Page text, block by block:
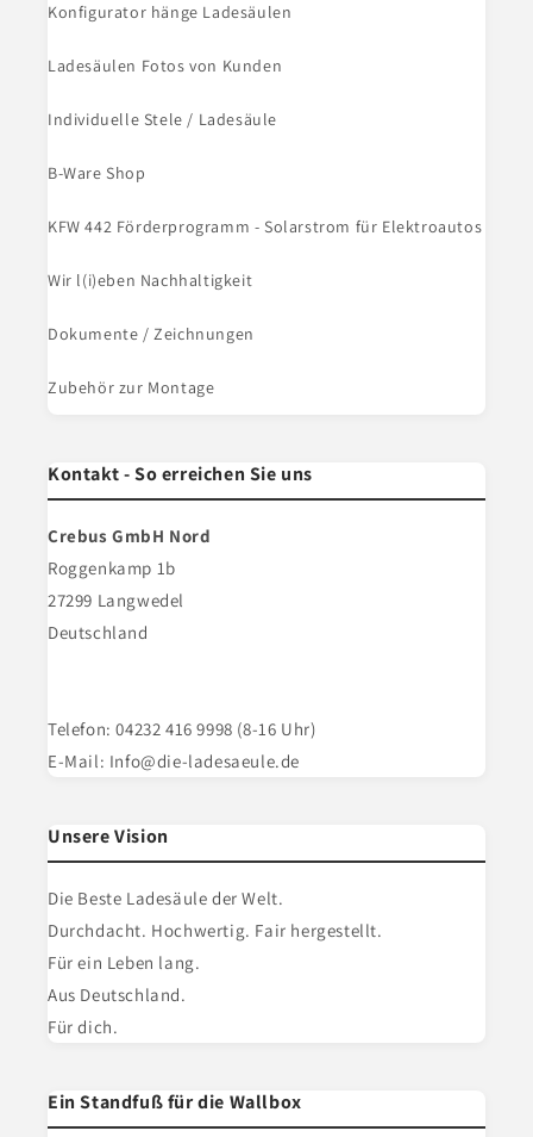
Konfigurator hänge Ladesäulen
Ladesäulen Fotos von Kunden
Individuelle Stele / Ladesäule
B-Ware Shop
KFW 442 Förderprogramm - Solarstrom für Elektroautos
Wir l(i)eben Nachhaltigkeit
Dokumente / Zeichnungen
Zubehör zur Montage
Kontakt - So erreichen Sie uns
Crebus GmbH Nord
Roggenkamp 1b
27299 Langwedel
Deutschland
Telefon: 04232 416 9998 (8-16 Uhr)
E-Mail: Info@die-ladesaeule.de
Unsere Vision
Die Beste Ladesäule der Welt.
Durchdacht. Hochwertig. Fair hergestellt.
Für ein Leben lang.
Aus Deutschland.
Für dich.
Ein Standfuß für die Wallbox